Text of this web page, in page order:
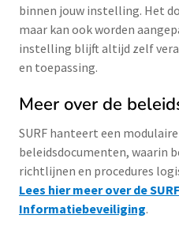
binnen jouw instelling. Het
maar kan ook worden
instelling blijft altijd zelf
en toepassing.
Meer over de
SURF hanteert een
beleidsdocumenten, waarin
richtlijnen en procedures
Lees hier meer over de
Informatiebeveiliging.